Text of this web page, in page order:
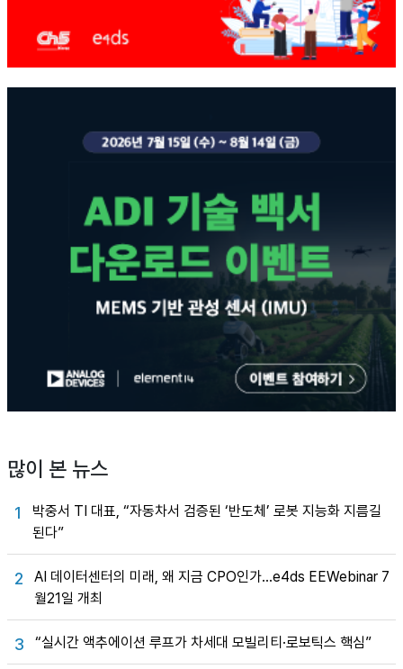
많이 본 뉴스
1
박중서 TI 대표, “자동차서 검증된 ‘반도체’ 로봇 지능화 지름길
된다”
2
AI 데이터센터의 미래, 왜 지금 CPO인가…e4ds EEWebinar 7
월21일 개최
3 “실시간 액추에이션 루프가 차세대 모빌리티·로보틱스 핵심”